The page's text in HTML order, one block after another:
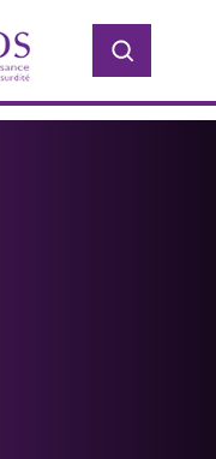
Rechercher :
Rechercher :